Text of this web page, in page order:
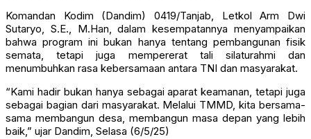
Komandan Kodim (Dandim) 0419/Tanjab, Letkol Arm Dwi
Sutaryo, S.E., M.Han, dalam kesempatannya menyampaikan
bahwa program ini bukan hanya tentang pembangunan fisik
semata, tetapi juga mempererat tali silaturahmi dan
menumbuhkan rasa kebersamaan antara TNI dan masyarakat.
“Kami hadir bukan hanya sebagai aparat keamanan, tetapi juga
sebagai bagian dari masyarakat. Melalui TMMD, kita bersama-
sama membangun desa, membangun masa depan yang lebih
baik,” ujar Dandim, Selasa (6/5/25)